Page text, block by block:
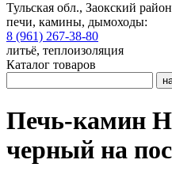
Тульская обл., Заокский
печи, камины, дымоходы:
8 (961) 267-38-80
литьё, теплоизоляция
Каталог товаров
Печь-камин
черный на